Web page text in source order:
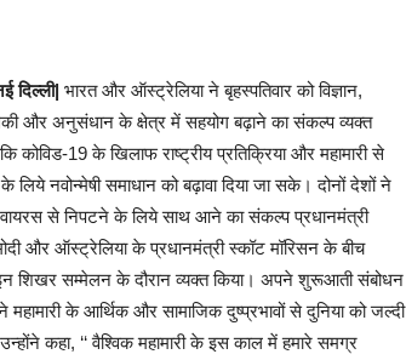
दिल्ली| भारत और ऑस्ट्रेलिया ने बृहस्पतिवार को विज्ञान,
और अनुसंधान के क्षेत्र में सहयोग बढ़ाने का संकल्प व्यक्त
कोविड-19 के खिलाफ राष्ट्रीय प्रतिक्रिया और महामारी से
लिये नवोन्मेषी समाधान को बढ़ावा दिया जा सके। दोनों देशों ने
वायरस से निपटने के लिये साथ आने का संकल्प प्रधानमंत्री
और ऑस्ट्रेलिया के प्रधानमंत्री स्कॉट मॉरिसन के बीच
शिखर सम्मेलन के दौरान व्यक्त किया। अपने शुरूआती संबोधन
महामारी के आर्थिक और सामाजिक दुष्प्रभावों से दुनिया को जल्दी
कहा, ‘‘ वैश्विक महामारी के इस काल में हमारे समग्र